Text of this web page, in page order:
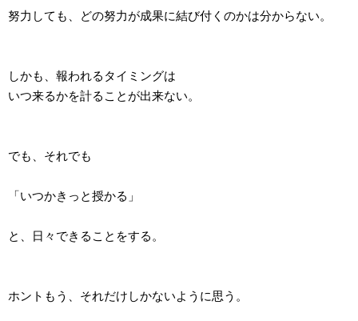
努力しても、どの努力が成果に結び付くのかは分からない。
しかも、報われるタイミングは
いつ来るかを計ることが出来ない。
でも、それでも
「いつかきっと授かる」
と、日々できることをする。
ホントもう、それだけしかないように思う。